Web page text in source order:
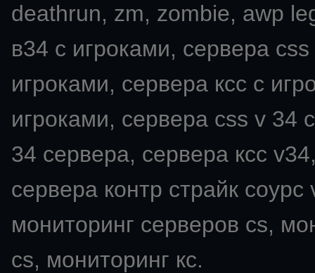
deathrun, zm, zombie, awp
в34 с игроками, сервера
игроками, сервера ксс с
игроками, сервера css v 34
34 сервера, сервера ксс
сервера контр страйк
мониторинг серверов cs,
cs, мониторинг кс.